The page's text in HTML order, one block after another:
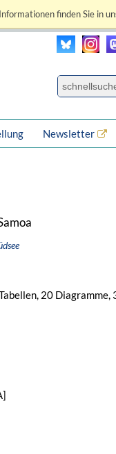
finden Sie in
Newsletter
20 Diagramme,